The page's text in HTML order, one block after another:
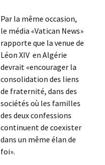
Par la même occasion,
le média «Vatican News»
rapporte que la venue de
Léon XIV en Algérie
devrait «encourager la
consolidation des liens
de fraternité, dans des
sociétés où les familles
des deux confessions
continuent de coexister
dans un même élan de
foi».